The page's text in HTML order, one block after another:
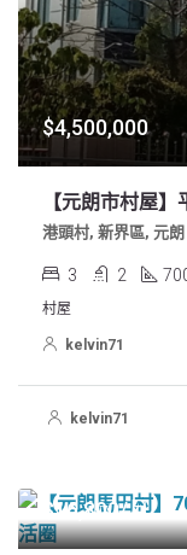
$4,500,000
【元朗市村屋
港頭村, 新界區, 元朗
3 2
村屋
kelvin71
kelvin71
$16,800/月